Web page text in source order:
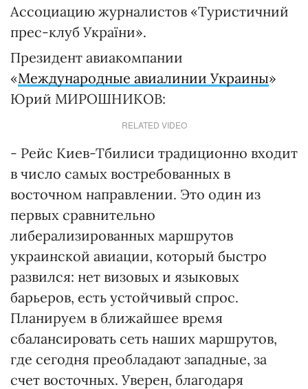
Ассоциацию журналистов «Туристичний
прес-клуб України».
Президент авиакомпании
«Международные авиалинии Украины»
Юрий МИРОШНИКОВ:
RELATED VIDEO
- Рейс Киев-Тбилиси традиционно входит
в число самых востребованных в
восточном направлении. Это один из
первых сравнительно
либерализированных маршрутов
украинской авиации, который быстро
развился: нет визовых и языковых
барьеров, есть устойчивый спрос.
Планируем в ближайшее время
сбалансировать сеть наших маршрутов,
где сегодня преобладают западные, за
счет восточных. Уверен, благодаря